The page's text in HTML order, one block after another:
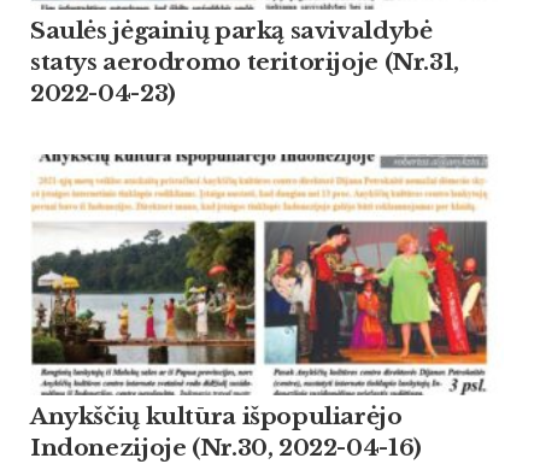
Saulės jėgainių parką savivaldybė
statys aerodromo teritorijoje (Nr.31,
2022-04-23)
Anykščių kultūra išpopuliarėjo
Indonezijoje (Nr.30, 2022-04-16)